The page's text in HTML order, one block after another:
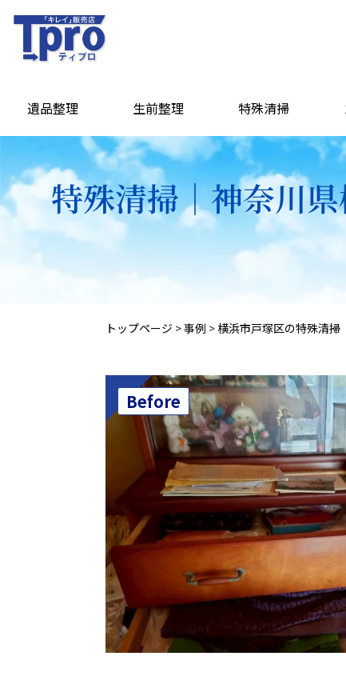
遺品整理 生前整理 特殊清掃
特殊清掃｜神奈川
トップページ >事例 >横浜市戸塚区の特殊清掃
Before